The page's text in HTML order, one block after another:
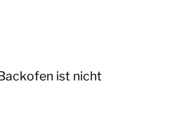
ist nicht